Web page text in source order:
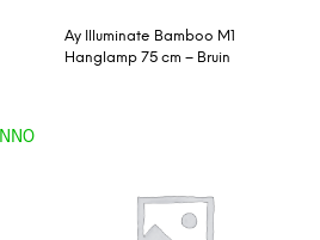
Ay Illuminate Bamboo M1
Hanglamp 75 cm – Bruin